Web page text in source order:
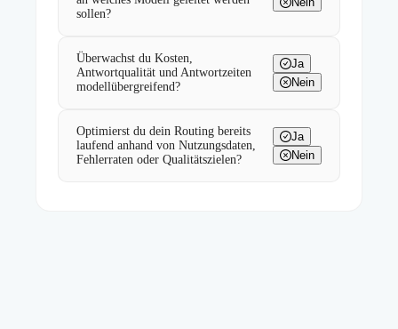
sollen?
Überwachst du Kosten,
Antwortqualität und Antwortzeiten
modellübergreifend?
Ja
Nein
Optimierst du dein Routing bereits
laufend anhand von Nutzungsdaten,
Fehlerraten oder Qualitätszielen?
Ja
Nein